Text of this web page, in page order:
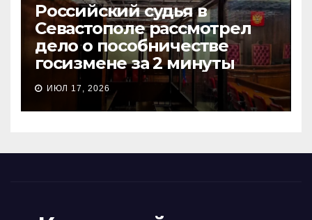
Российский судья в
Севастополе рассмотрел
дело о пособничестве
госизмене за 2 минуты
ИЮЛ 17, 2026